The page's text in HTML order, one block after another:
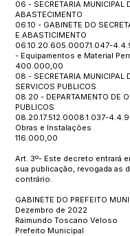
06 - SECRETARIA MUNICIPAL
ABASTECIMENTO
06.10 - GABINETE DO
E ABASTICIMENTO
06.10.20.605.0007.1.047-
- Equipamentos e Material
400.000,00
08 - SECRETARIA MUNICIPAL
SERVICOS PUBLICOS
08.20 - DEPARTAMENTO DE
PUBLICOS
08.20.17.512.0008.1.037-
Obras e Instalações
116.000,00
Art. 3º- Este decreto entrará
sua publicação, revogada as
contrário.
GABINETE DO PREFEITO
Dezembro de 2022
Raimundo Toscano Veloso
Prefeito Municipal